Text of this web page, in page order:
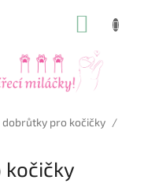
dobrůtky pro kočičky /
kočičky